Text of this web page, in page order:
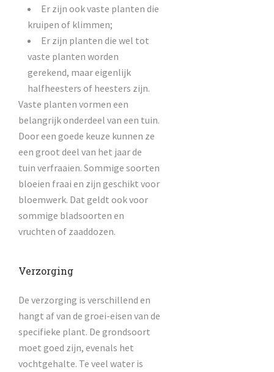
Er zijn ook vaste planten die
kruipen of klimmen;
Er zijn planten die wel tot
vaste planten worden
gerekend, maar eigenlijk
halfheesters of heesters zijn.
Vaste planten vormen een
belangrijk onderdeel van een tuin.
Door een goede keuze kunnen ze
een groot deel van het jaar de
tuin verfraaien. Sommige soorten
bloeien fraai en zijn geschikt voor
bloemwerk. Dat geldt ook voor
sommige bladsoorten en
vruchten of zaaddozen.
Verzorging
De verzorging is verschillend en
hangt af van de groei-eisen van de
specifieke plant. De grondsoort
moet goed zijn, evenals het
vochtgehalte. Te veel water is